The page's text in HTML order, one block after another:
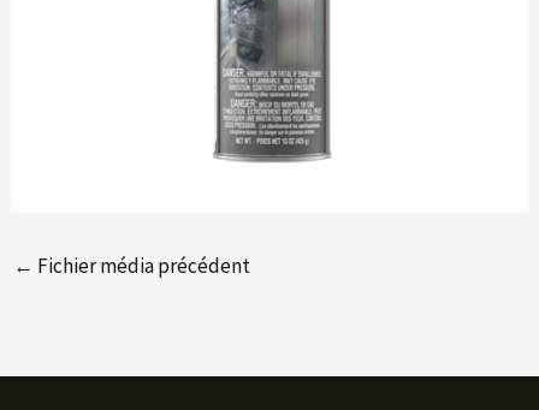
← Fichier média précédent